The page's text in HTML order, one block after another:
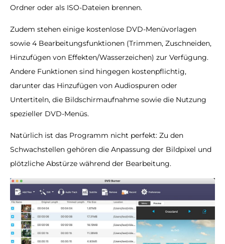
Ordner oder als ISO-Dateien brennen.
Zudem stehen einige kostenlose DVD-Menüvorlagen
sowie 4 Bearbeitungsfunktionen (Trimmen, Zuschneiden,
Hinzufügen von Effekten/Wasserzeichen) zur Verfügung.
Andere Funktionen sind hingegen kostenpflichtig,
darunter das Hinzufügen von Audiospuren oder
Untertiteln, die Bildschirmaufnahme sowie die Nutzung
spezieller DVD-Menüs.
Natürlich ist das Programm nicht perfekt: Zu den
Schwachstellen gehören die Anpassung der Bildpixel und
plötzliche Abstürze während der Bearbeitung.